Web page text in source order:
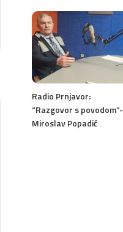
Radio Prnjavor:
“Razgovor s povodom”-
Miroslav Popadić